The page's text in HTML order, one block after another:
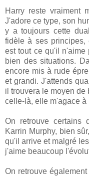
Harry reste vraiment
J'adore ce type, son
y a toujours cette
fidèle à ses
est tout ce qu'il
bien des situations.
encore mis à rude
et grandi. J'attends
il trouvera le moyen
celle-là, elle m'agace
On retrouve certains
Karrin Murphy, bien
qu'il arrive et malgré
j'aime beaucoup
On retrouve